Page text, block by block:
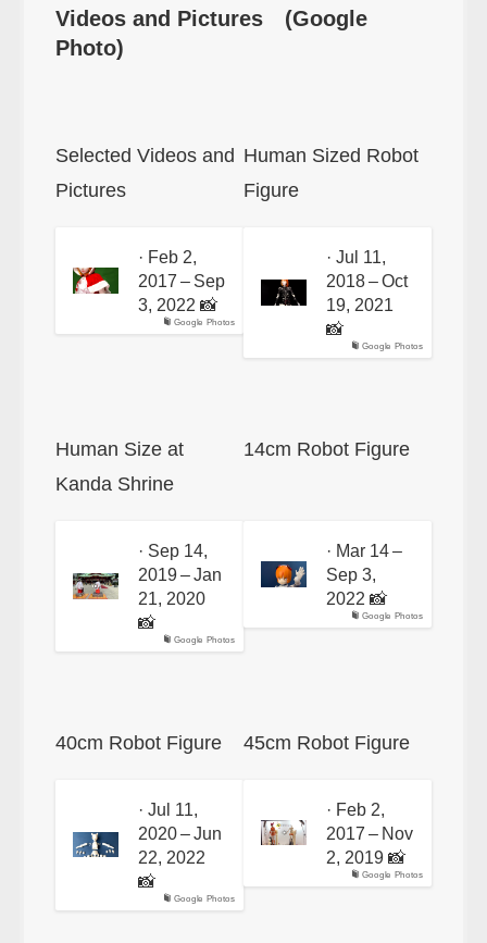
Videos and Pictures (Google
Photo)
Selected Videos and
Pictures
Human Sized Robot
Figure
Google Photos
· Feb 2,
2017 – Sep
3, 2022 📸
Google Photos
· Jul 11,
2018 – Oct
19, 2021
📸
Human Size at
Kanda Shrine
14cm Robot Figure
Google Photos
· Sep 14,
2019 – Jan
21, 2020
📸
Google Photos
· Mar 14 –
Sep 3,
2022 📸
40cm Robot Figure 45cm Robot Figure
Google Photos
· Jul 11,
2020 – Jun
22, 2022
📸
Google Photos
· Feb 2,
2017 – Nov
2, 2019 📸